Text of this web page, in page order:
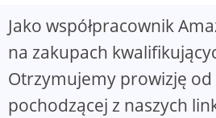
Jako współpracownik
na zakupach
Otrzymujemy prowizję od
pochodzącej z naszych